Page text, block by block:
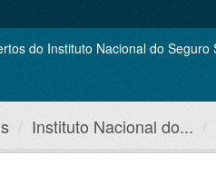
Instituto Nacional do...